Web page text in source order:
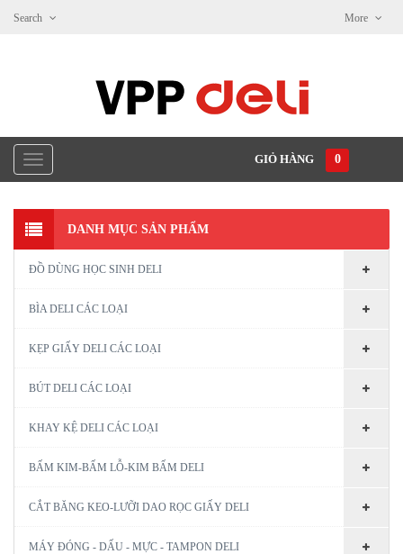
More
Search
GIỎ HÀNG 0
DANH MỤC SẢN PHẨM
ĐỒ DÙNG HỌC SINH DELI
BÌA DELI CÁC LOẠI
KẸP GIẤY DELI CÁC LOẠI
BÚT DELI CÁC LOẠI
KHAY KỆ DELI CÁC LOẠI
BẤM KIM-BẤM LỖ-KIM BẤM DELI
CẮT BĂNG KEO-LƯỠI DAO RỌC GIẤY DELI
MÁY ĐÓNG - DẤU - MỰC - TAMPON DELI